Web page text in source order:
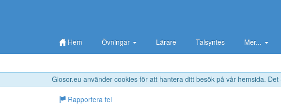
Glosor.eu använder cookies för att hantera ditt besök på vår hemsida.
Hem Övningar Lärare Talsyntes Mer...
Rapportera fel